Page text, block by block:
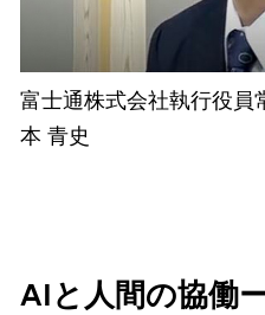
富士通株式会社執行役員
本 青史
AIと人間の協働